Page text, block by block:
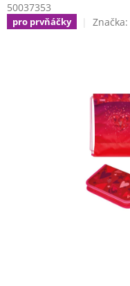
50037353
pro prvňáčky Značka: